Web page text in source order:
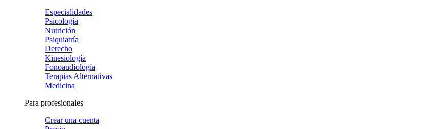
Especialidades
Psicología
Nutrición
Psiquiatría
Derecho
Kinesiología
Fonoaudiología
Terapias Alternativas
Medicina
Para profesionales
Crear una cuenta